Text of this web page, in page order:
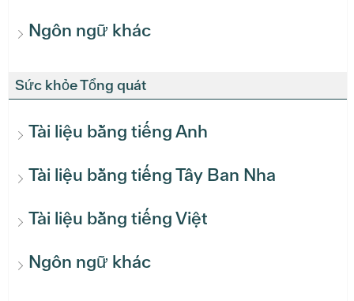
Ngôn ngữ khác
Sức khỏe Tổng quát
Tài liệu bằng tiếng Anh
Tài liệu bằng tiếng Tây Ban Nha
Tài liệu bằng tiếng Việt
Ngôn ngữ khác